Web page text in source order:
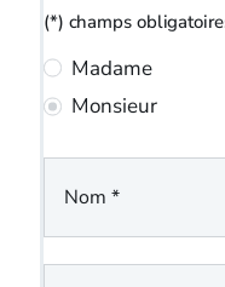
(*) champs
Madame
Monsieur